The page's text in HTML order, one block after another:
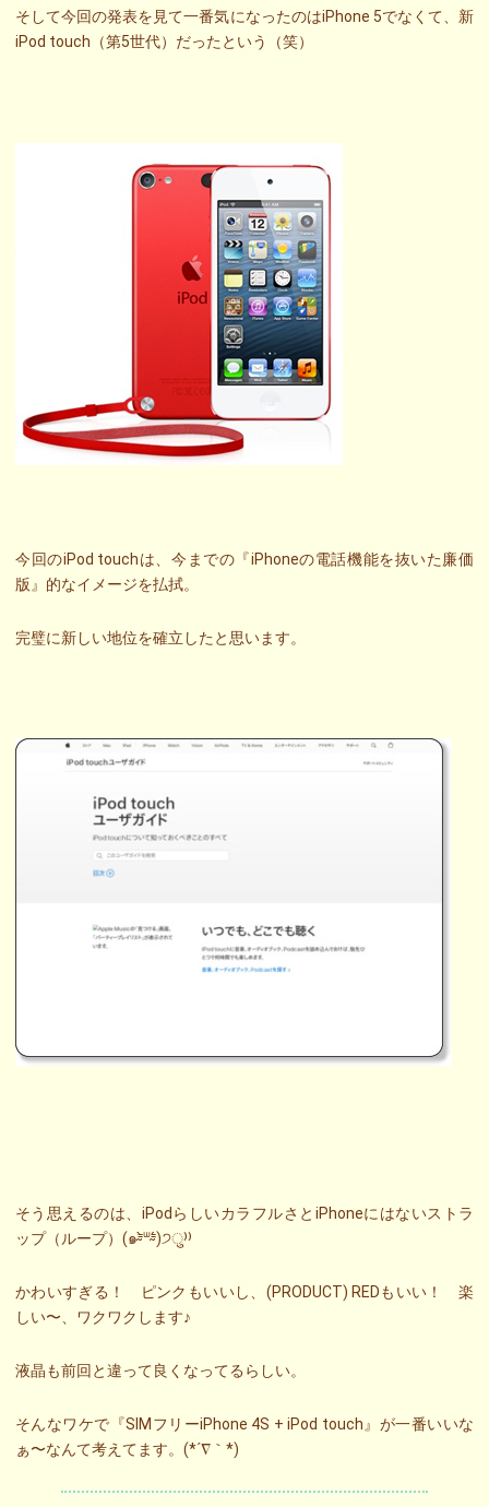
そして今回の発表を見て一番気になったのはiPhone 5でなくて、新
iPod touch（第5世代）だったという（笑）
今回のiPod touchは、今までの『iPhoneの電話機能を抜いた廉価
版』的なイメージを払拭。
完璧に新しい地位を確立したと思います。
そう思えるのは、iPodらしいカラフルさとiPhoneにはないストラ
ップ（ループ）(๑⁼̴̀ᐜ⁼̴́)੭ु⁾⁾
かわいすぎる！ ピンクもいいし、(PRODUCT) REDもいい！ 楽
しい〜、ワクワクします♪
液晶も前回と違って良くなってるらしい。
そんなワケで『SIMフリーiPhone 4S + iPod touch』が一番いいな
ぁ〜なんて考えてます。(*´∇｀*)